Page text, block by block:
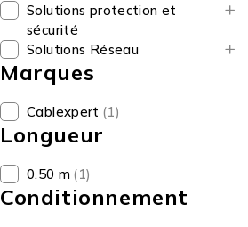
Solutions protection et
sécurité
Solutions Réseau
Marques
Cablexpert (1)
Longueur
0.50 m (1)
Conditionnement